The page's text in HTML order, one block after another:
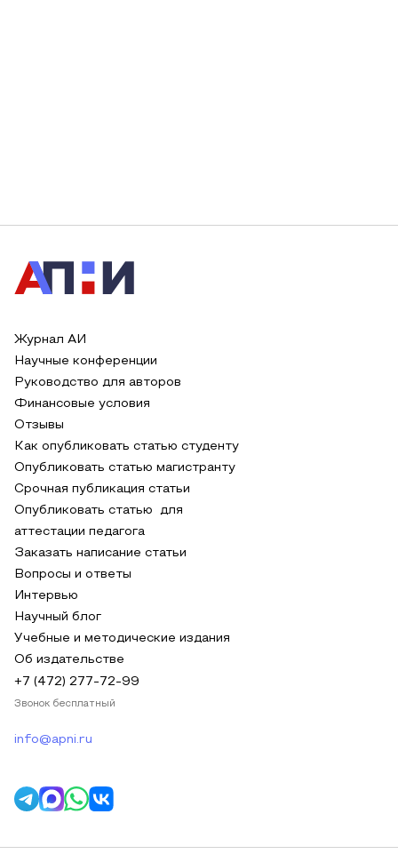
Журнал АИ
Научные конференции
Руководство для авторов
Финансовые условия
Отзывы
Как опубликовать статью студенту
Опубликовать статью магистранту
Срочная публикация статьи
Опубликовать статью для
аттестации педагога
Заказать написание статьи
Вопросы и ответы
Интервью
Научный блог
Учебные и методические издания
Об издательстве
+7 (472) 277-72-99
Звонок бесплатный
info@apni.ru